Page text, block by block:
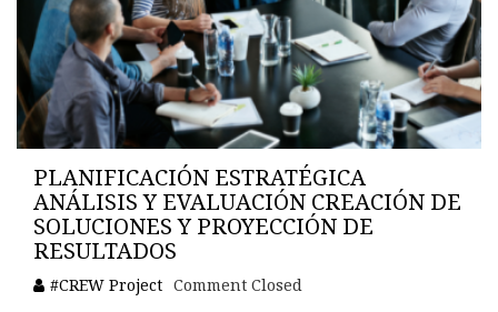
PLANIFICACIÓN ESTRATÉGICA
ANÁLISIS Y EVALUACIÓN CREACIÓN DE
SOLUCIONES Y PROYECCIÓN DE
RESULTADOS
#CREW Project Comment Closed